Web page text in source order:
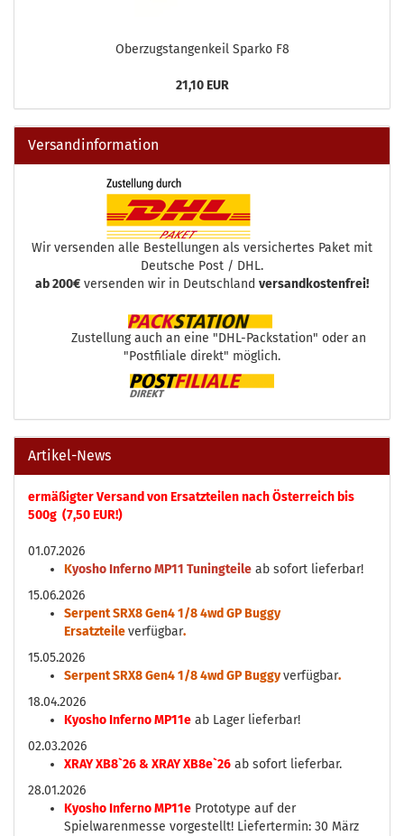
Oberzugstangenkeil Sparko F8
21,10 EUR
Versandinformation
Wir versenden alle Bestellungen als versichertes Paket mit
Deutsche Post / DHL.
ab 200€ versenden wir in Deutschland versandkostenfrei!
Zustellung auch an eine "DHL-Packstation" oder an
"Postfiliale direkt" möglich.
Artikel-News
ermäßigter Versand von Ersatzteilen nach Österreich bis
500g (7,50 EUR!)
01.07.2026
Kyosho Inferno MP11 Tuningteile ab sofort lieferbar!
15.06.2026
Serpent SRX8 Gen4 1/8 4wd GP Buggy
Ersatzteileverfügbar.
15.05.2026
Serpent SRX8 Gen4 1/8 4wd GP Buggyverfügbar.
18.04.2026
Kyosho Inferno MP11e ab Lager lieferbar!
02.03.2026
XRAY XB8`26 & XRAY XB8e`26 ab sofort lieferbar.
28.01.2026
Kyosho Inferno MP11e Prototype auf der
Spielwarenmesse vorgestellt! Liefertermin: 30 März